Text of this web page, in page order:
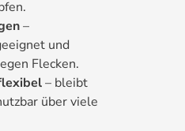
–
und
Flecken.
– bleibt
über viele